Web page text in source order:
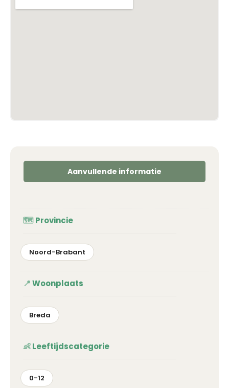
Aanvullende informatie
Provincie
Noord-Brabant
Woonplaats
Breda
Leeftijdscategorie
0-12